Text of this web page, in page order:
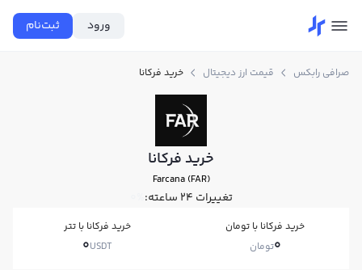
ورود ثبت‌نام
صرافی رابکس قیمت ارز دیجیتال خرید فرکانا
خرید فرکانا
Farcana (FAR)
تغییرات ۲۴ ساعته: 0%
خرید فرکانا با تومان
0تومان
خرید فرکانا با تتر
0USDT